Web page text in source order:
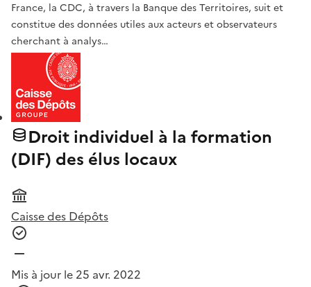
France, la CDC, à travers la Banque des Territoires, suit et
constitue des données utiles aux acteurs et observateurs
cherchant à analys…
Droit individuel à la formation
(DIF) des élus locaux
Caisse des Dépôts
Mis à jour le 25 avr. 2022